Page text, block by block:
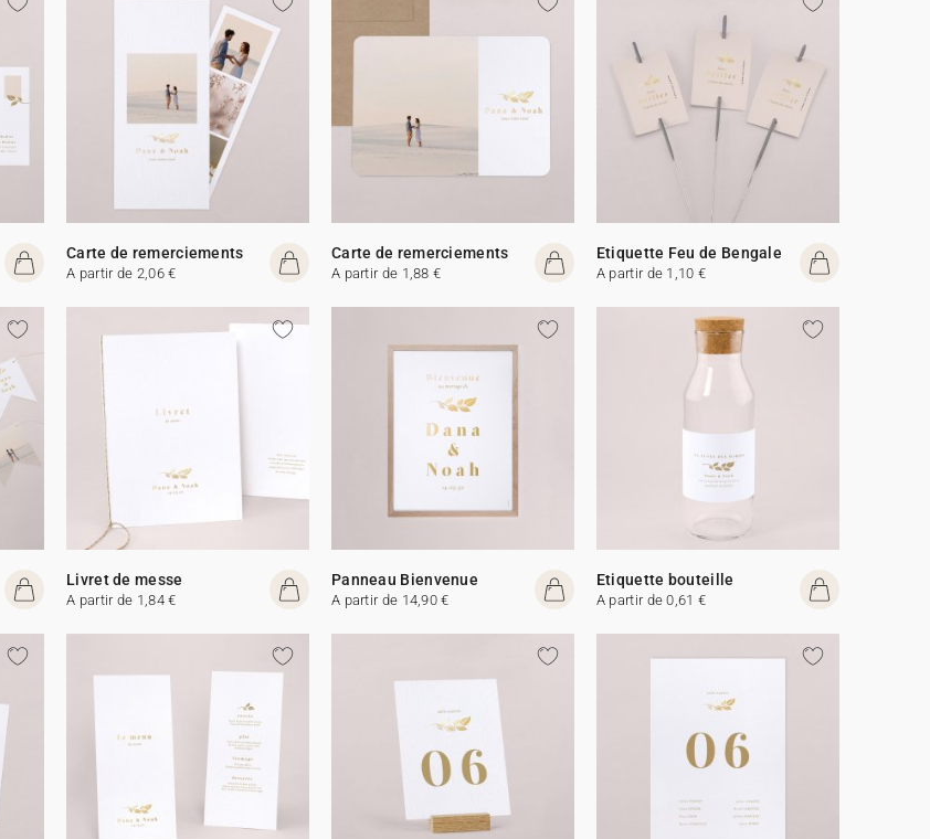
Carte de remerciements
A partir de 2,06 €
Carte de remerciements
A partir de 1,88 €
Etiquette Feu de Bengale
A partir de 1,10 €
Livret de messe
A partir de 1,84 €
Panneau Bienvenue
A partir de 14,90 €
Etiquette bouteille
A partir de 0,61 €